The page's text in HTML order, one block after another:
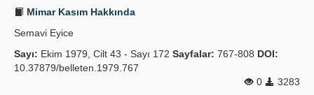
Mimar Kasım Hakkında
Semavi Eyice
Sayı: Ekim 1979, Cilt 43 - Sayı 172 Sayfalar: 767-808 DOI:
10.37879/belleten.1979.767
0
3283